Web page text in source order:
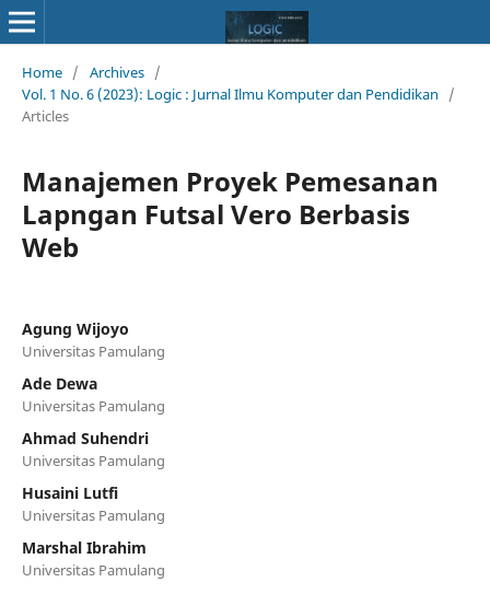
Home / Archives /
Vol. 1 No. 6 (2023): Logic : Jurnal Ilmu Komputer dan Pendidikan
/
Articles
Manajemen Proyek Pemesanan
Lapngan Futsal Vero Berbasis
Web
Agung Wijoyo
Universitas Pamulang
Ade Dewa
Universitas Pamulang
Ahmad Suhendri
Universitas Pamulang
Husaini Lutfi
Universitas Pamulang
Marshal Ibrahim
Universitas Pamulang